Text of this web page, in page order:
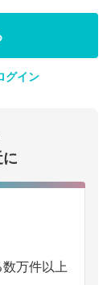
グイン
万件以上